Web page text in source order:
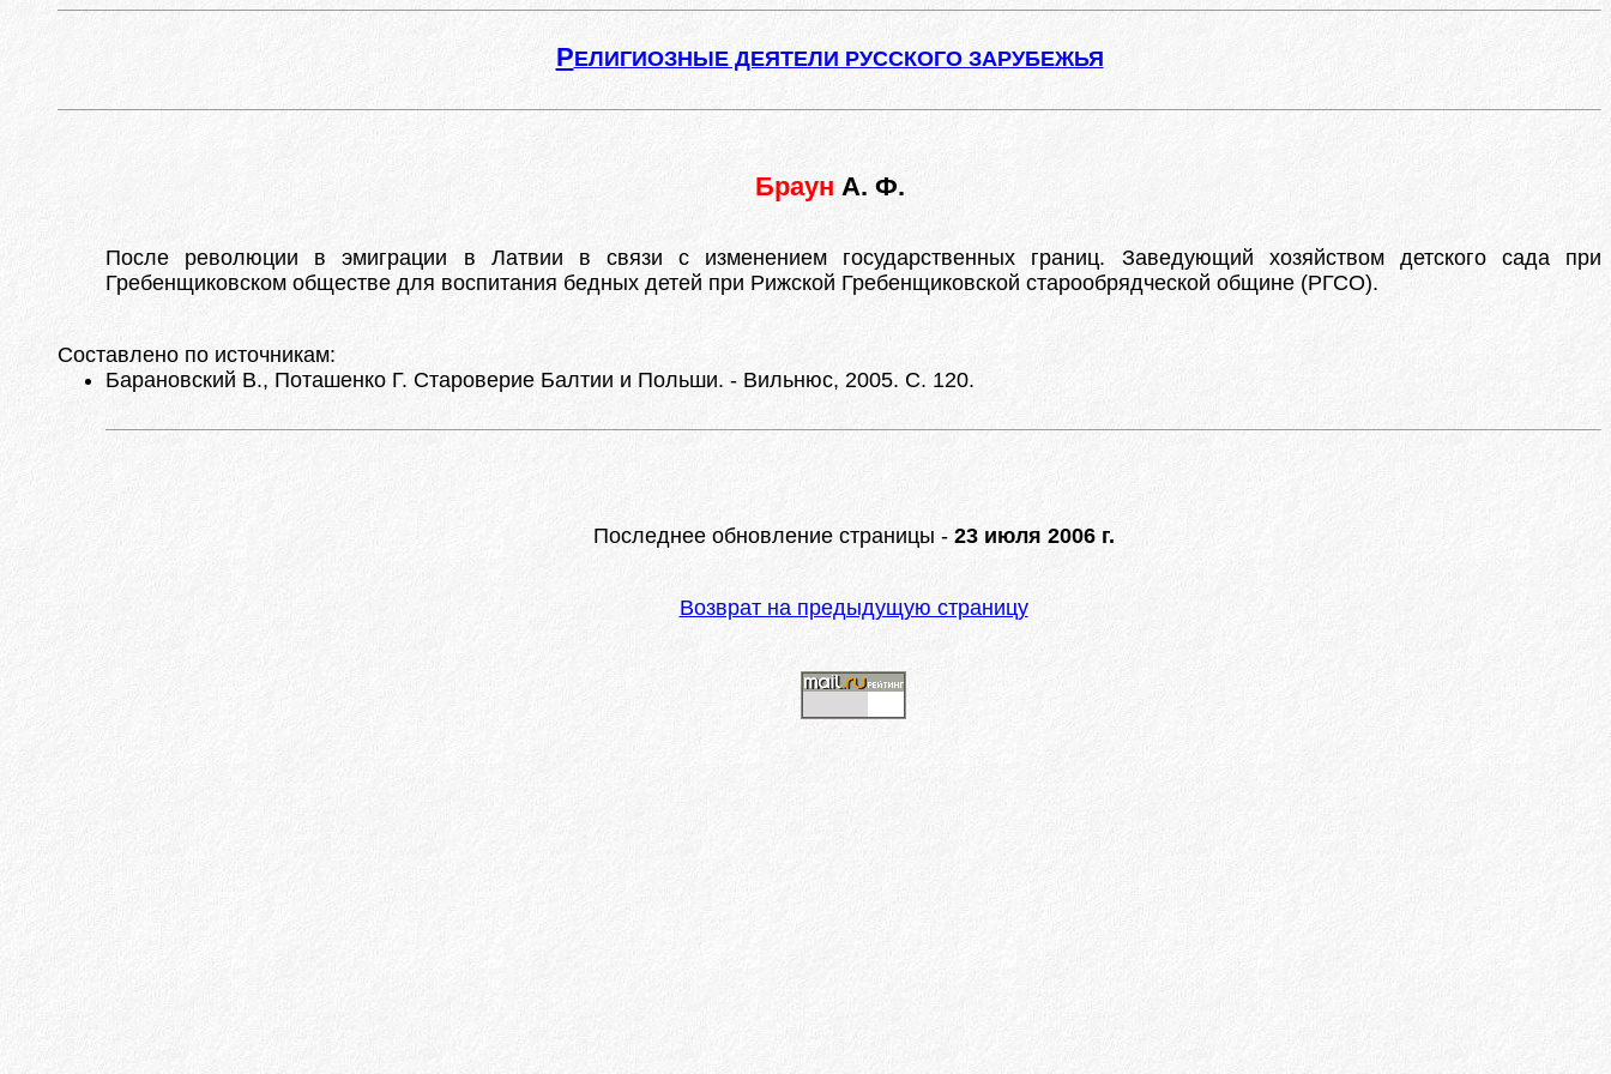
РЕЛИГИОЗНЫЕ ДЕЯТЕЛИ РУССКОГО ЗАРУБЕЖЬЯ
Браун А. Ф.
После революции в эмиграции в Латвии в связи с изменением государственных границ. Заведующий хозяйством детского сада при
Гребенщиковском обществе для воспитания бедных детей при Рижской Гребенщиковской старообрядческой общине (РГСО).
Составлено по источникам:
Барановский В., Поташенко Г. Староверие Балтии и Польши. - Вильнюс, 2005. С. 120.
Последнее обновление страницы - 23 июля 2006 г.
Возврат на предыдущую страницу